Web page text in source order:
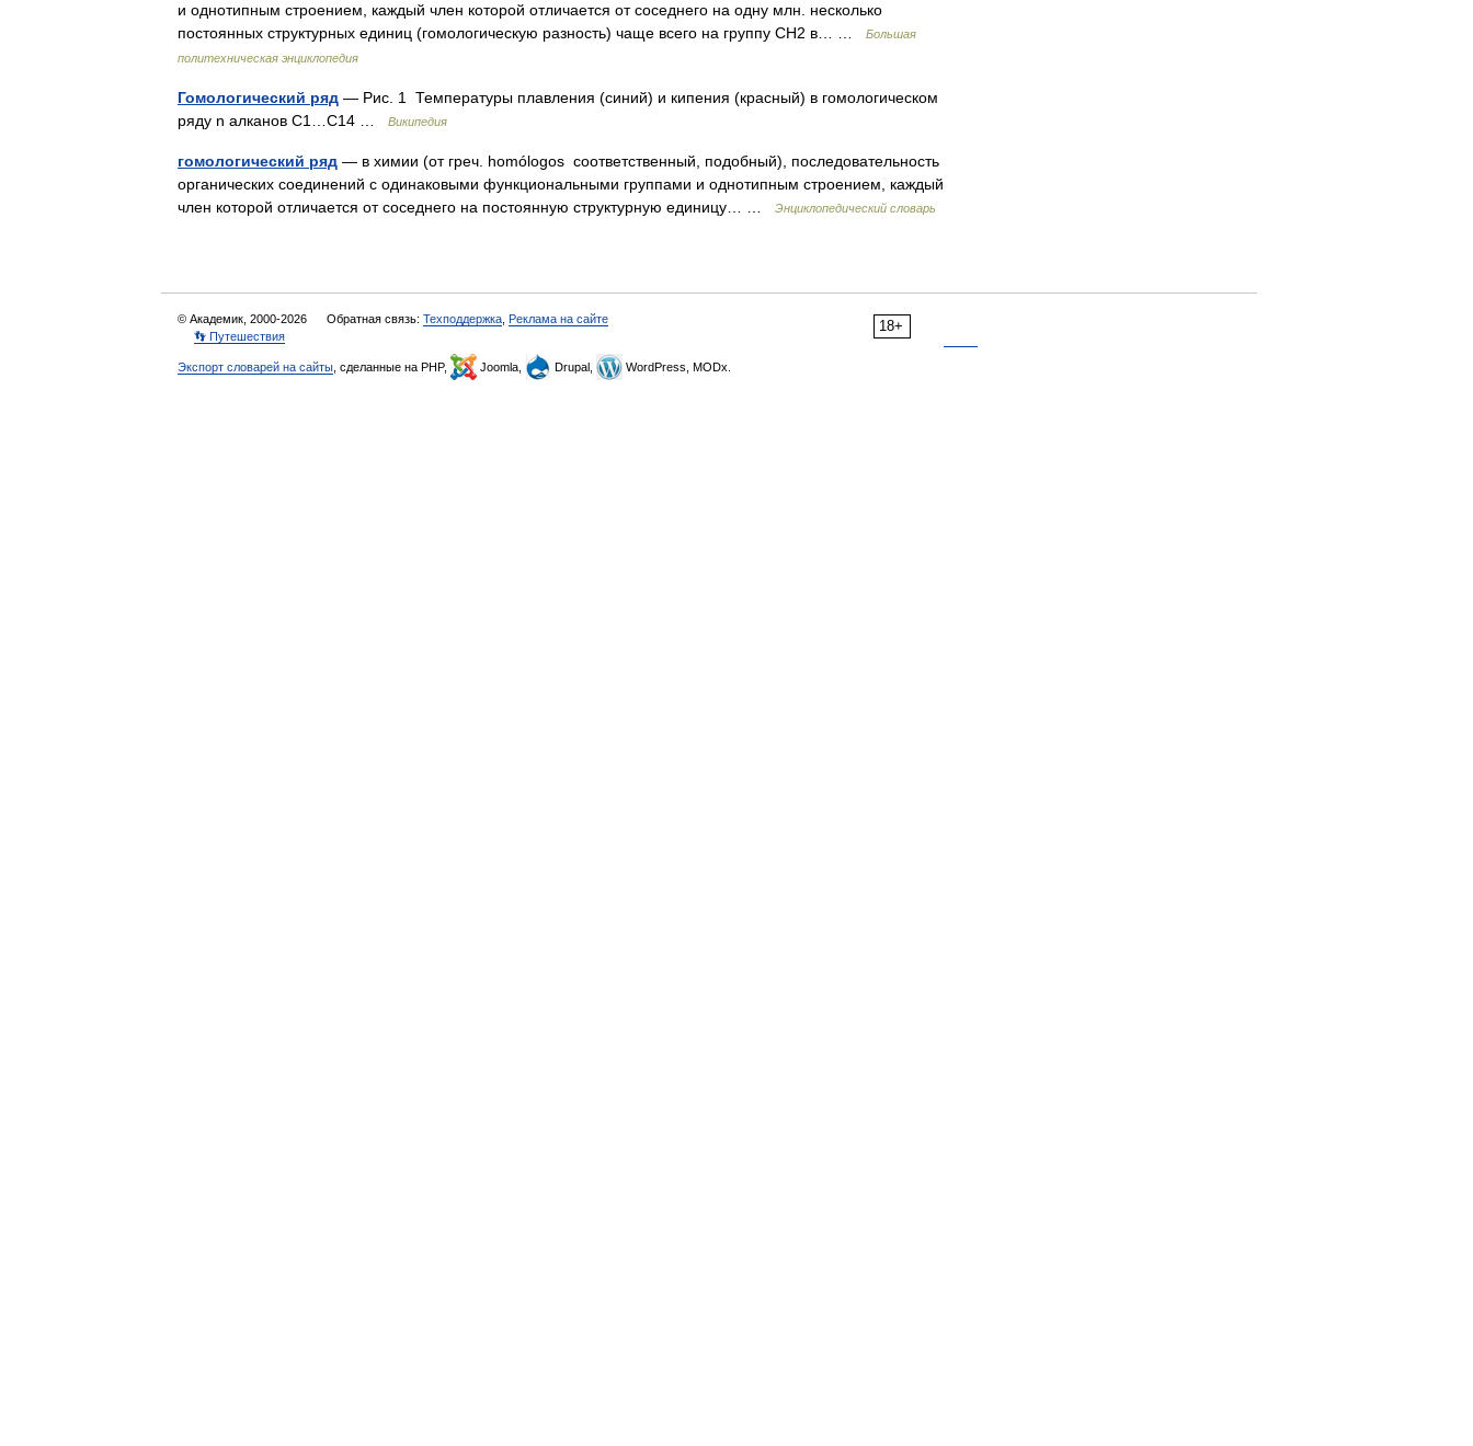
и однотипным строением, каждый член которой отличается от соседнего на одну млн. несколько
постоянных структурных единиц (гомологическую разность) чаще всего на группу СН2 в… …
Большая
политехническая энциклопедия
Гомологический ряд — Рис. 1 Температуры плавления (синий) и кипения (красный) в гомологическом
ряду n алканов C1…C14 …
Википедия
гомологический ряд — в химии (от греч. homólogos соответственный, подобный), последовательность
органических соединений с одинаковыми функциональными группами и однотипным строением, каждый
член которой отличается от соседнего на постоянную структурную единицу… …
Энциклопедический словарь
18+
© Академик, 2000-2026 Обратная связь: Техподдержка Реклама на сайте
👣 Путешествия
Экспорт словарей на сайты , сделанные на PHP, Joomla, Drupal, WordPress, MODx.